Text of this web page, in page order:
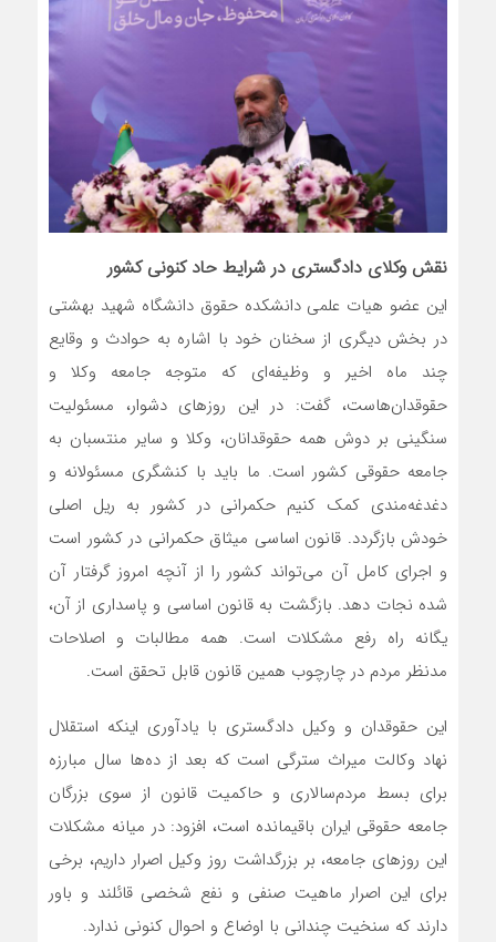
نقش وکلای دادگستری در شرایط حاد کنونی کشور
این عضو هیات علمی دانشکده حقوق دانشگاه شهید بهشتی
در بخش دیگری از سخنان خود با اشاره به حوادث و وقایع
چند ماه اخیر و وظیفه‌ای که متوجه جامعه وکلا و
حقوقدان‌هاست، گفت: در این روزهای دشوار، مسئولیت
سنگینی بر دوش همه حقوقدانان، وکلا و سایر منتسبان به
جامعه حقوقی کشور است. ما باید با کنشگری مسئولانه و
دغدغه‌مندی کمک کنیم حکمرانی در کشور به ریل اصلی
خودش بازگردد. قانون اساسی میثاق حکمرانی در کشور است
و اجرای کامل آن می‌تواند کشور را از آنچه امروز گرفتار آن
شده نجات دهد. بازگشت به قانون اساسی و پاسداری از آن،
یگانه راه رفع مشکلات است. همه مطالبات و اصلاحات
مدنظر مردم در چارچوب همین قانون قابل تحقق است.
این حقوقدان و وکیل دادگستری با یادآوری اینکه استقلال
نهاد وکالت میراث سترگی است که بعد از ده‌ها سال مبارزه
برای بسط مردم‌سالاری و حاکمیت قانون از سوی بزرگان
جامعه حقوقی ایران باقیمانده است، افزود: در میانه مشکلات
این روزهای جامعه، بر بزرگداشت روز وکیل اصرار داریم، برخی
برای این اصرار ماهیت صنفی و نفع شخصی قائلند و باور
دارند که سنخیت چندانی با اوضاع و احوال کنونی ندارد.